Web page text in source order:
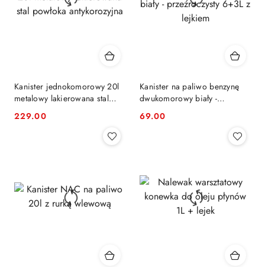
Kanister jednokomorowy 20l
metalowy lakierowana stal
Cena:
229.00
Kanister na paliwo benzynę
dwukomorowy biały -
Cena:
69.00